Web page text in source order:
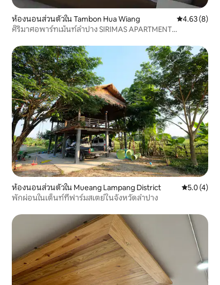
ห้องนอนส่วนตัวใน Tambon Hua Wiang คะแนนเฉลี่ย
4.63 (8)
ศิริมาศอพาร์ทเม้นท์ลำปาง SIRIMAS APARTMENT
ห้องนอนส่วนตัวใน Mueang Lampang District คะแนนเฉลี่
5.0 (4)
พักผ่อนในเต็นท์ที่ฟาร์มสเตย์ในจังหวัดลำปาง